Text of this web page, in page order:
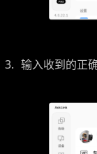
输入收到的正